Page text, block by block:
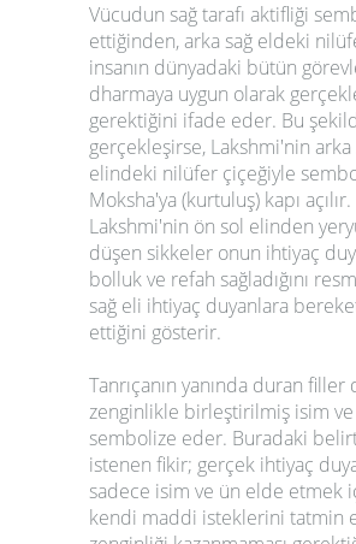
Vücudun sağ tarafı aktifliği
ettiğinden, arka sağ eldeki
insanın dünyadaki bütün
dharmaya uygun olarak
gerektiğini ifade eder. Bu
gerçekleşirse, Lakshmi'nin arka
elindeki nilüfer çiçeğiyle
Moksha'ya (kurtuluş) kapı açılır.
Lakshmi'nin ön sol elinden
düşen sikkeler onun ihtiyaç
bolluk ve refah sağladığını
sağ eli ihtiyaç duyanlara
ettiğini gösterir.
Tanrıçanın yanında duran filler
zenginlikle birleştirilmiş isim
sembolize eder. Buradaki
istenen fikir; gerçek ihtiyaç
sadece isim ve ün elde etmek
kendi maddi isteklerini tatmin